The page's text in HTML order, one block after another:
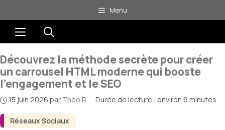
au
contenu
Menu
Menu
Réseaux Sociaux
Découvrez la méthode secrète pour créer
un carrousel HTML moderne qui booste
l’engagement et le SEO
15 juin 2026 par Théo R. · Durée de lecture : environ 9 minutes